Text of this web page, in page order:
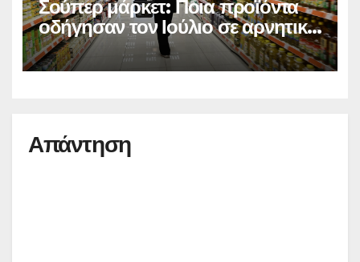
Σούπερ μάρκετ: Ποια προϊόντα
οδήγησαν τον Ιούλιο σε αρνητικό
πληθωρισμό
Απάντηση